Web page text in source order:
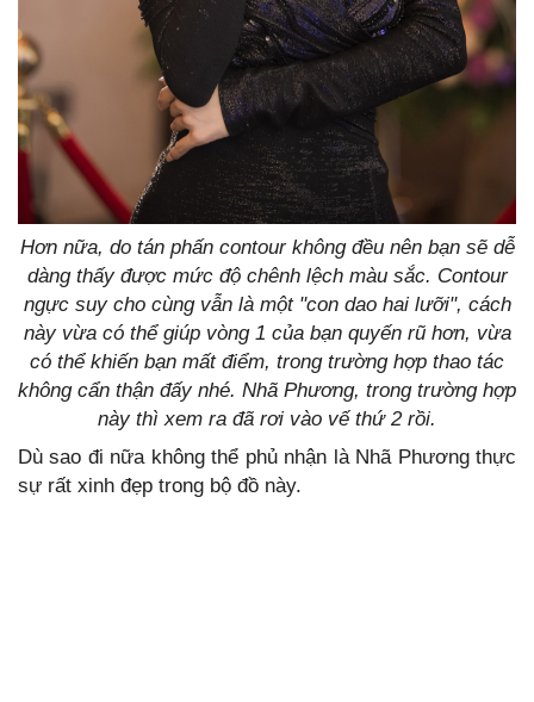
Hơn nữa, do tán phấn contour không đều nên bạn sẽ dễ
dàng thấy được mức độ chênh lệch màu sắc. Contour
ngực suy cho cùng vẫn là một "con dao hai lưỡi", cách
này vừa có thể giúp vòng 1 của bạn quyến rũ hơn, vừa
có thể khiến bạn mất điểm, trong trường hợp thao tác
không cẩn thận đấy nhé. Nhã Phương, trong trường hợp
này thì xem ra đã rơi vào vế thứ 2 rồi.
Dù sao đi nữa không thể phủ nhận là Nhã Phương thực
sự rất xinh đẹp trong bộ đồ này.